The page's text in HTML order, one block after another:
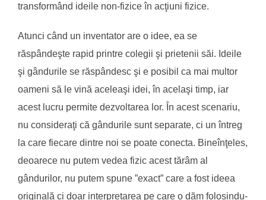
transformând ideile non-fizice în acţiuni fizice.
Atunci când un inventator are o idee, ea se
răspândeşte rapid printre colegii şi prietenii săi. Ideile
şi gândurile se răspândesc şi e posibil ca mai multor
oameni să le vină aceleaşi idei, în acelaşi timp, iar
acest lucru permite dezvoltarea lor. În acest scenariu,
nu consideraţi că gândurile sunt separate, ci un întreg
la care fiecare dintre noi se poate conecta. Bineînţeles,
deoarece nu putem vedea fizic acest tărâm al
gândurilor, nu putem spune ”exact” care a fost ideea
originală ci doar interpretarea pe care o dăm folosindu-